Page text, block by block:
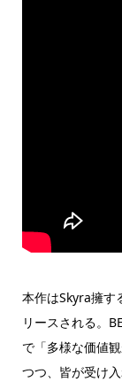
本作はSkyra擁
リースされる。
で「多様な価値
つつ、皆が受け